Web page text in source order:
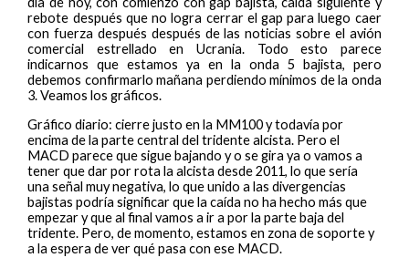
rebote después que no logra cerrar el gap para luego caer
con fuerza después después de las noticias sobre el avión
comercial estrellado en Ucrania. Todo esto parece
indicarnos que estamos ya en la onda 5 bajista, pero
debemos confirmarlo mañana perdiendo mínimos de la onda
3. Veamos los gráficos.
Gráfico diario: cierre justo en la MM100 y todavía por
encima de la parte central del tridente alcista. Pero el
MACD parece que sigue bajando y o se gira ya o vamos a
tener que dar por rota la alcista desde 2011, lo que sería
una señal muy negativa, lo que unido a las divergencias
bajistas podría significar que la caída no ha hecho más que
empezar y que al final vamos a ir a por la parte baja del
tridente. Pero, de momento, estamos en zona de soporte y
a la espera de ver qué pasa con ese MACD.